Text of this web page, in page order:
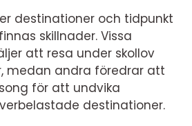
destinationer och tidpunkt
skillnader. Vissa
att resa under skollov
medan andra föredrar att
för att undvika
destinationer.